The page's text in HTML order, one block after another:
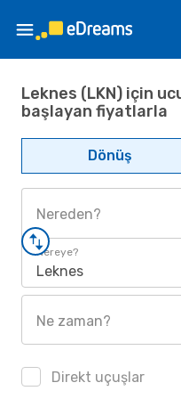
Leknes (LKN) için
başlayan fiyatlarla
Dönüş
Nereden?
Nereye?
Leknes
Ne zaman?
Direkt uçuşlar